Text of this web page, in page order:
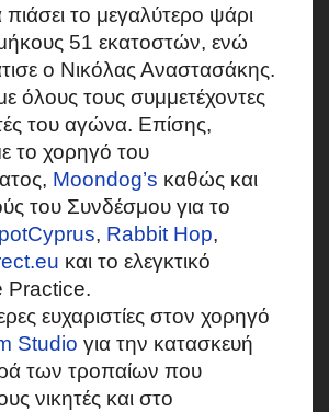
το μεγαλύτερο ψάρι
51 εκατοστών, ενώ
ο Νικόλας Αναστασάκης.
όλους τους συμμετέχοντες
του αγώνα. Επίσης,
το χορηγό του
Moondog’s καθώς και
του Συνδέσμου για το
, Rabbit Hop,
και το ελεγκτικό
Practice.
ευχαριστίες στον χορηγό
Studio για την κατασκευή
των τροπαίων που
νικητές και στο